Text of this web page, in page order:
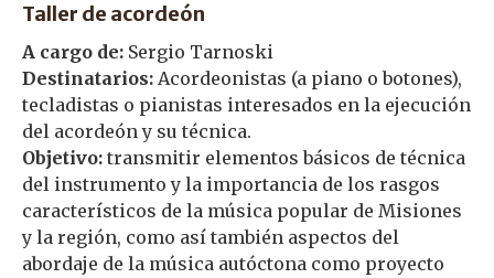
Taller de acordeón
A cargo de: Sergio Tarnoski
Destinatarios: Acordeonistas (a piano o botones),
tecladistas o pianistas interesados en la ejecución
del acordeón y su técnica.
Objetivo: transmitir elementos básicos de técnica
del instrumento y la importancia de los rasgos
característicos de la música popular de Misiones
y la región, como así también aspectos del
abordaje de la música autóctona como proyecto